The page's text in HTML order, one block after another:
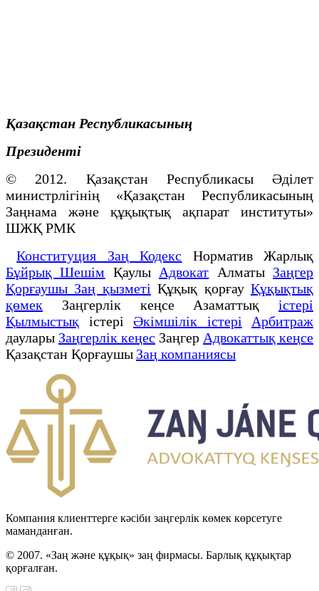
Қазақстан Республикасының
Президенті
© 2012. Қазақстан Республикасы Әділет
министрлігінің «Қазақстан Республикасының
Заңнама және құқықтық ақпарат институты»
ШЖҚ РМК
Конституция Заң Кодекс Норматив Жарлық
Бұйрық Шешім Қаулы Адвокат Алматы Заңгер
Қорғаушы Заң қызметі Құқық қорғауҚұқықтық
қөмек Заңгерлік кеңсе Азаматтық істері
Қылмыстық істері Әкімшілік істері
Арбитраж
даулары Заңгерлік кеңес Заңгер Адвокаттық кеңсе
Қазақстан Қорғаушы Заң компаниясы
Компания клиенттерге кәсіби заңгерлік көмек көрсетуге
маманданған.
© 2007. «Заң және құқық» заң фирмасы. Барлық құқықтар
қорғалған.